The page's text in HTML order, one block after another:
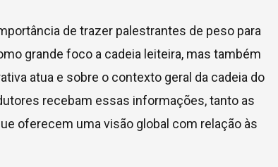
de trazer palestrantes de peso para
grande foco a cadeia leiteira, mas também
atua e sobre o contexto geral da cadeia do
recebam essas informações, tanto as
oferecem uma visão global com relação às